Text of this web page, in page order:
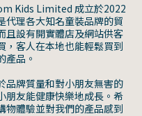
Kids Limited 成立於2022
代理各大知名童裝品牌的貿
且設有開實體店及網站供客
，客人在本地也能輕鬆買到
產品。
品牌質量和對小朋友無害的
朋友能健康快樂地成長。希
物體驗並對我們的產品感到